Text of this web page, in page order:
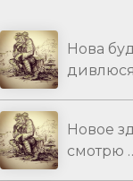
Нова
Новое
смотрю